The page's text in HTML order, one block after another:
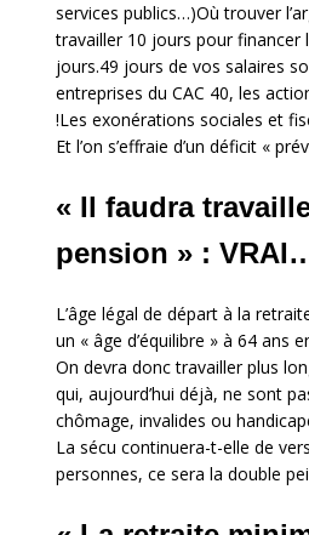
services publics…)Où trouver
travailler 10 jours pour financer
jours.49 jours de vos salaires
entreprises du CAC 40, les
!Les exonérations sociales et
Et l’on s’effraie d’un déficit «
« Il faudra
pension » :
L’âge légal de départ à la
un « âge d’équilibre » à 64 ans
On devra donc travailler plus
qui, aujourd’hui déjà, ne sont
chômage, invalides ou
La sécu continuera-t-elle de
personnes, ce sera la double